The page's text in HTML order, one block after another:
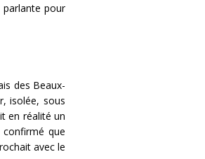
parlante pour
des Beaux-
isolée, sous
en réalité un
confirmé que
avec le